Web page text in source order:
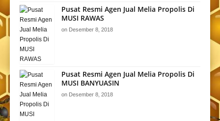
Pusat Resmi Agen Jual Melia Propolis Di
MUSI RAWAS
on Desember 8, 2018
Pusat Resmi Agen Jual Melia Propolis Di
MUSI BANYUASIN
on Desember 8, 2018